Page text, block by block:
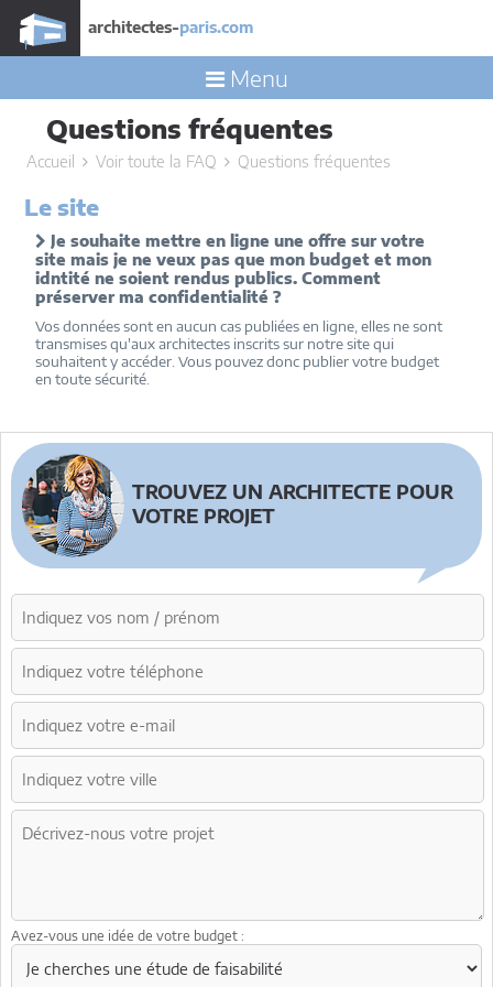
architectes-paris.com
Menu
Questions fréquentes
Accueil Voir toute la FAQ Questions fréquentes
Le site
Je souhaite mettre en ligne une offre sur votre
site mais je ne veux pas que mon budget et mon
idntité ne soient rendus publics. Comment
préserver ma confidentialité ?
Vos données sont en aucun cas publiées en ligne, elles ne sont
transmises qu'aux architectes inscrits sur notre site qui
souhaitent y accéder. Vous pouvez donc publier votre budget
en toute sécurité.
TROUVEZ UN ARCHITECTE POUR
VOTRE PROJET
Avez-vous une idée de votre budget :